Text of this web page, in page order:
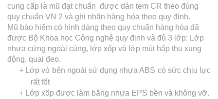
cung cấp là mũ đạt chuẩn được dán tem CR theo đúng
quy chuẩn VN 2 và ghi nhãn hàng hóa theo quy định.
Mũ bảo hiểm có hình dáng theo quy chuẩn hàng hóa đã
được Bộ Khoa học Công nghệ quy định và đủ 3 lớp: Lớp
nhựa cứng ngoài cùng, lớp xốp và lớp mút hấp thụ xung
động, quai đeo.
+ Lớp vỏ bên ngoài sử dụng nhựa ABS có sức chịu lực
rất tốt
+ Lớp xốp được làm bằng nhựa EPS bền và không vỡ.